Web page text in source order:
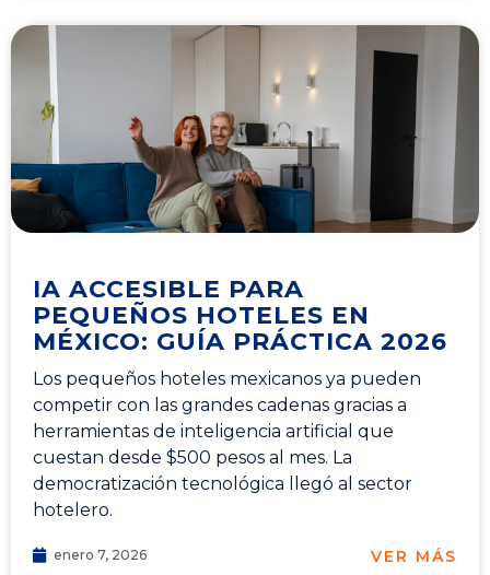
IA ACCESIBLE PARA
PEQUEÑOS HOTELES EN
MÉXICO: GUÍA PRÁCTICA 2026
Los pequeños hoteles mexicanos ya pueden
competir con las grandes cadenas gracias a
herramientas de inteligencia artificial que
cuestan desde $500 pesos al mes. La
democratización tecnológica llegó al sector
hotelero.
enero 7, 2026 VER MÁS